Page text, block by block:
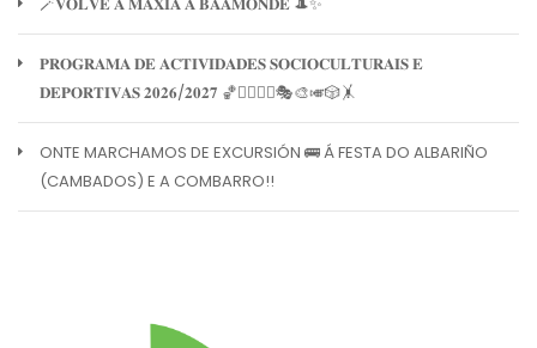
𝐏𝐑𝐎𝐆𝐑𝐀𝐌𝐀 𝐃𝐄 𝐀𝐂𝐓𝐈𝐕𝐈𝐃𝐀𝐃𝐄𝐒 𝐒𝐎𝐂𝐈𝐎𝐂𝐔𝐋𝐓𝐔𝐑𝐀𝐈𝐒 𝐄
𝐃𝐄𝐏𝐎𝐑𝐓𝐈𝐕𝐀𝐒 𝟐𝟎𝟐𝟔/𝟐𝟎𝟐𝟕 🏀🏊‍♀️🧘‍♀️🎭🎨🎺🎲🤸
ONTE MARCHAMOS DE EXCURSIÓN 🚌 Á FESTA DO ALBARIÑO
(CAMBADOS) E A COMBARRO!!